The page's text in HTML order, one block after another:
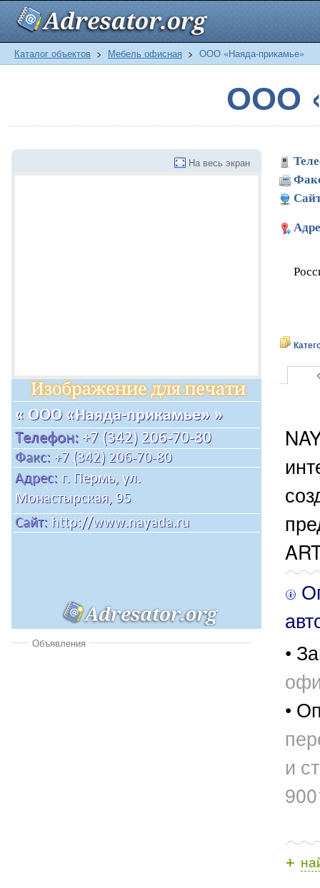
Каталог объектов > Мебель офисная > ООО «Наяда-прикамье»
ООО
На весь экран
Объявления
•
•
и
+